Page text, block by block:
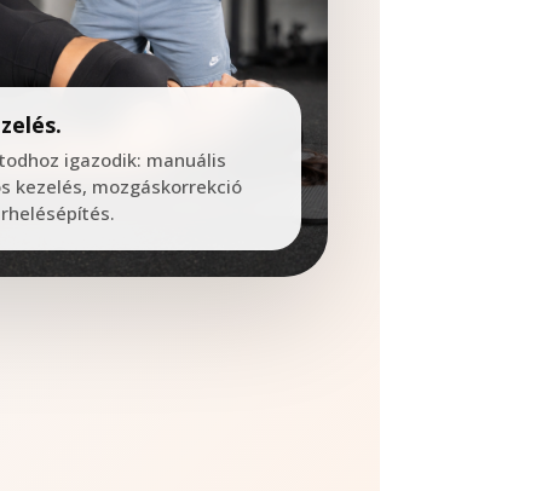
igazodik: manuális
kezelés, mozgáskorrekció